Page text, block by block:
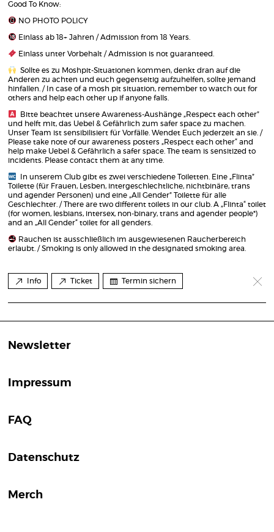
Good To Know:
NO PHOTO POLICY
Einlass ab 18+ Jahren / Admission from 18 Years.
Einlass unter Vorbehalt / Admission is not guaranteed.
Sollte es zu Moshpit-Situationen kommen, denkt dran auf die
Anderen zu achten und euch gegenseitig aufzuhelfen, sollte jemand
hinfallen. / In case of a mosh pit situation, remember to watch out for
others and help each other up if anyone falls.
Bitte beachtet unsere Awareness-Aushänge „Respect each other”
und helft mit, das Uebel & Gefährlich zum safer space zu machen.
Unser Team ist sensibilisiert für Vorfälle. Wendet Euch jederzeit an sie. /
Please take note of our awareness posters „Respect each other“ and
help make Uebel & Gefährlich a safer space. The team is sensitized to
incidents. Please contact them at any time.
In unserem Club gibt es zwei verschiedene Toiletten. Eine „Flinta”
Toilette (für Frauen, Lesben, intergeschlechtliche, nichtbinäre, trans
und agender Personen) und eine „All Gender” Toilette für alle
Geschlechter. / There are two different toilets in our club. A „Flinta“ toilet
(for women, lesbians, intersex, non-binary, trans and agender people*)
and an „All Gender“ toilet for all genders.
Rauchen ist ausschließlich im ausgewiesenen Raucherbereich
erlaubt. / Smoking is only allowed in the designated smoking area.
Info Ticket Termin sichern
Newsletter
Impressum
FAQ
Datenschutz
Merch